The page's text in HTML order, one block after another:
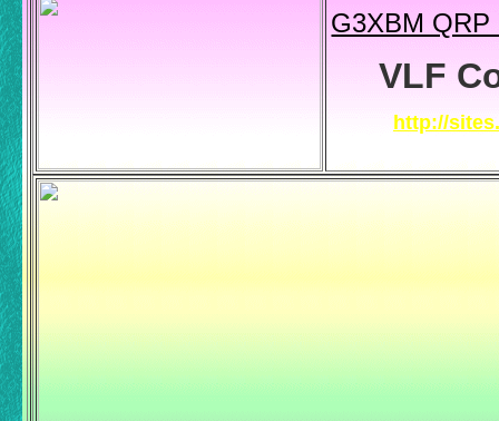
G3XBM QRP
VLF
http://